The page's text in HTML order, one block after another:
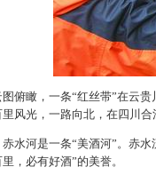
俯瞰，一条“红丝带”在云
风光，一路向北，在四川
赤水河是一条“美酒河”。赤
，必有好酒”的美誉。